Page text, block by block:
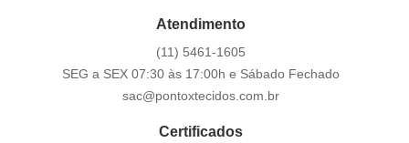
Atendimento
(11) 5461-1605
SEG a SEX 07:30 às 17:00h e Sábado Fechado
sac@pontoxtecidos.com.br
Certificados